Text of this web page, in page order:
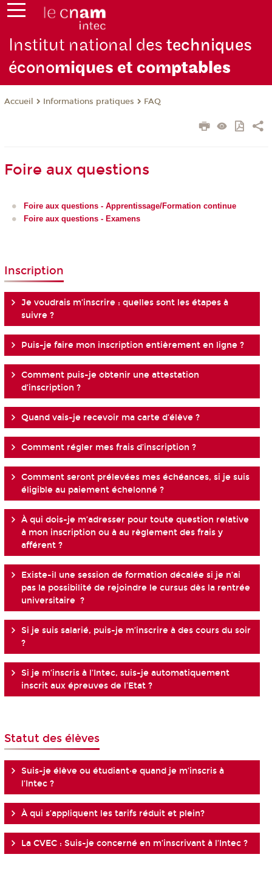
Institut national destechniques
économiques et comptables
Accueil Informations pratiques FAQ
Foire aux questions
Foire aux questions - Apprentissage/Formation continue
Foire aux questions - Examens
Inscription
Je voudrais m’inscrire : quelles sont les étapes à
suivre ?
Puis-je faire mon inscription entièrement en ligne ?
Comment puis-je obtenir une attestation
d’inscription ?
Quand vais-je recevoir ma carte d’élève ?
Comment régler mes frais d’inscription ?
Comment seront prélevées mes échéances, si je suis
éligible au paiement échelonné ?
À qui dois-je m’adresser pour toute question relative
à mon inscription ou à au règlement des frais y
afférent ?
Existe-il une session de formation décalée si je n’ai
pas la possibilité de rejoindre le cursus dès la rentrée
universitaire ?
Si je suis salarié, puis-je m’inscrire à des cours du soir
?
Si je m’inscris à l’Intec, suis-je automatiquement
inscrit aux épreuves de l’Etat ?
Statut des élèves
Suis-je élève ou étudiant·e quand je m’inscris à
l’Intec ?
À qui s’appliquent les tarifs réduit et plein?
La CVEC : Suis-je concerné en m’inscrivant à l’Intec ?